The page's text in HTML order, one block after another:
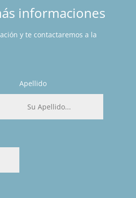
informaciones
y te contactaremos a la
Apellido